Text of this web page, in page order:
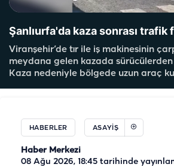
Şanlıurfa'da kaza sonrası trafik
Viranşehir’de tır ile iş makinesinin
meydana gelen kazada
Kaza nedeniyle bölgede uzun araç
HABERLER ASAYIŞ
Haber Merkezi
08 Ağu 2026, 18:45 tarihinde